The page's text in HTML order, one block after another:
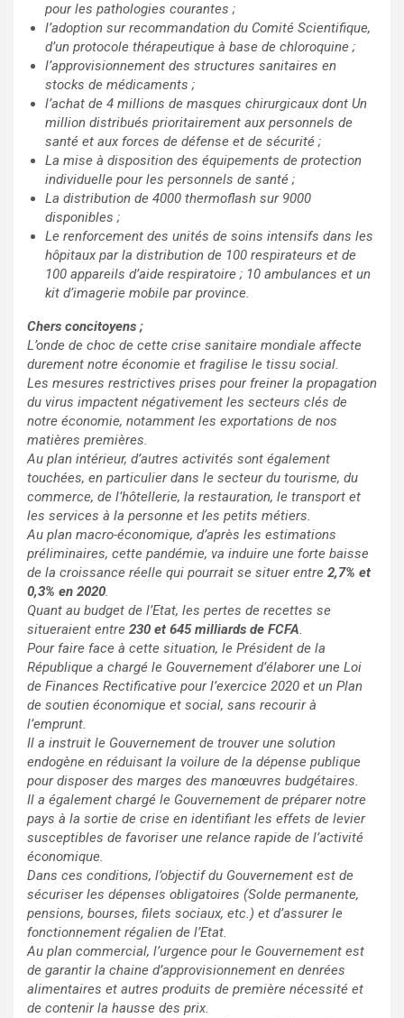
pour les pathologies courantes ;
l’adoption sur recommandation du Comité Scientifique,
d’un protocole thérapeutique à base de chloroquine ;
l’approvisionnement des structures sanitaires en
stocks de médicaments ;
l’achat de 4 millions de masques chirurgicaux dont Un
million distribués prioritairement aux personnels de
santé et aux forces de défense et de sécurité ;
La mise à disposition des équipements de protection
individuelle pour les personnels de santé ;
La distribution de 4000 thermoflash sur 9000
disponibles ;
Le renforcement des unités de soins intensifs dans les
hôpitaux par la distribution de 100 respirateurs et de
100 appareils d’aide respiratoire ; 10 ambulances et un
kit d’imagerie mobile par province.
Chers concitoyens ;
L’onde de choc de cette crise sanitaire mondiale affecte
durement notre économie et fragilise le tissu social.
Les mesures restrictives prises pour freiner la propagation
du virus impactent négativement les secteurs clés de
notre économie, notamment les exportations de nos
matières premières.
Au plan intérieur, d’autres activités sont également
touchées, en particulier dans le secteur du tourisme, du
commerce, de l’hôtellerie, la restauration, le transport et
les services à la personne et les petits métiers.
Au plan macro-économique, d’après les estimations
préliminaires, cette pandémie, va induire une forte baisse
de la croissance réelle qui pourrait se situer entre 2,7% et
0,3% en 2020.
Quant au budget de l’Etat, les pertes de recettes se
situeraient entre 230 et 645 milliards de FCFA.
Pour faire face à cette situation, le Président de la
République a chargé le Gouvernement d’élaborer une Loi
de Finances Rectificative pour l’exercice 2020 et un Plan
de soutien économique et social, sans recourir à
l’emprunt.
Il a instruit le Gouvernement de trouver une solution
endogène en réduisant la voilure de la dépense publique
pour disposer des marges des manœuvres budgétaires.
Il a également chargé le Gouvernement de préparer notre
pays à la sortie de crise en identifiant les effets de levier
susceptibles de favoriser une relance rapide de l’activité
économique.
Dans ces conditions, l’objectif du Gouvernement est de
sécuriser les dépenses obligatoires (Solde permanente,
pensions, bourses, filets sociaux, etc.) et d’assurer le
fonctionnement régalien de l’Etat.
Au plan commercial, l’urgence pour le Gouvernement est
de garantir la chaine d’approvisionnement en denrées
alimentaires et autres produits de première nécessité et
de contenir la hausse des prix.